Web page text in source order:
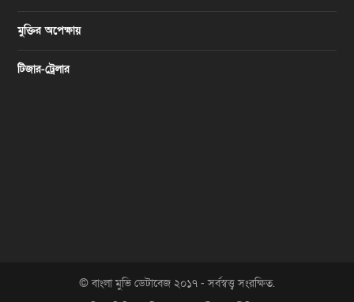
মুক্তির অপেক্ষায়
টিজার-ট্রেলার
© বাংলা মুভি ডেটাবেজ ২০১৭ - সর্বস্বত্ত্ব সংরক্ষিত.